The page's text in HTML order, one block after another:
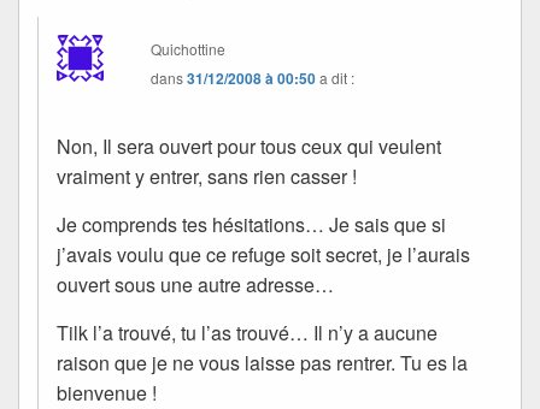
Quichottine
dans31/12/2008 à 00:50a dit :
Non, Il sera ouvert pour tous ceux qui veulent
vraiment y entrer, sans rien casser !
Je comprends tes hésitations… Je sais que si
j’avais voulu que ce refuge soit secret, je l’aurais
ouvert sous une autre adresse…
Tilk l’a trouvé, tu l’as trouvé… Il n’y a aucune
raison que je ne vous laisse pas rentrer. Tu es la
bienvenue !